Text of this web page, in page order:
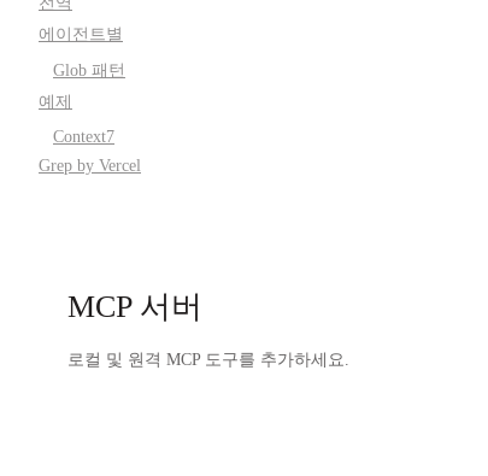
에이전트별
Glob 패턴
예제
Context7
Grep by Vercel
MCP 서버
로컬 및 원격 MCP 도구를 추가하세요.